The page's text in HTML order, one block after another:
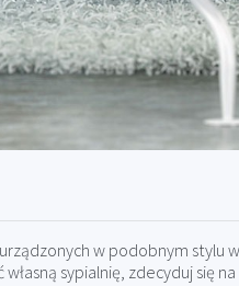
w podobnym stylu
sypialnię, zdecyduj się